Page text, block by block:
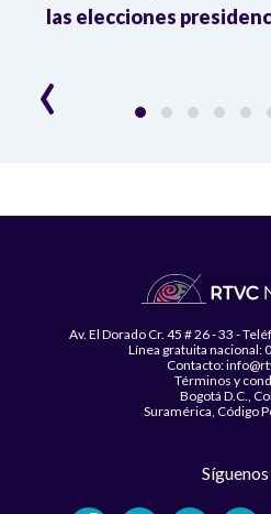
las elecciones
‹
Av. El Dorado Cr. 45 # 26 - 33 -
Línea gratuita nacional:
Contacto:
Términos y
Bogotá D.C.,
Suramérica, Código